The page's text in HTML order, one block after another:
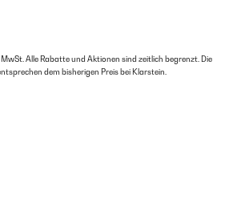
MwSt. Alle Rabatte und Aktionen sind zeitlich begrenzt. Die
dem bisherigen Preis bei Klarstein.